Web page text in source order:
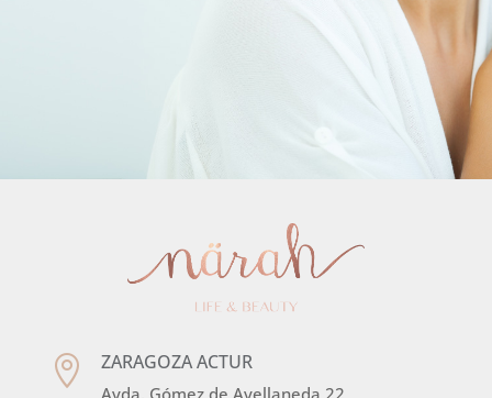
 ZARAGOZA ACTUR
Avda. Gómez de Avellaneda 22